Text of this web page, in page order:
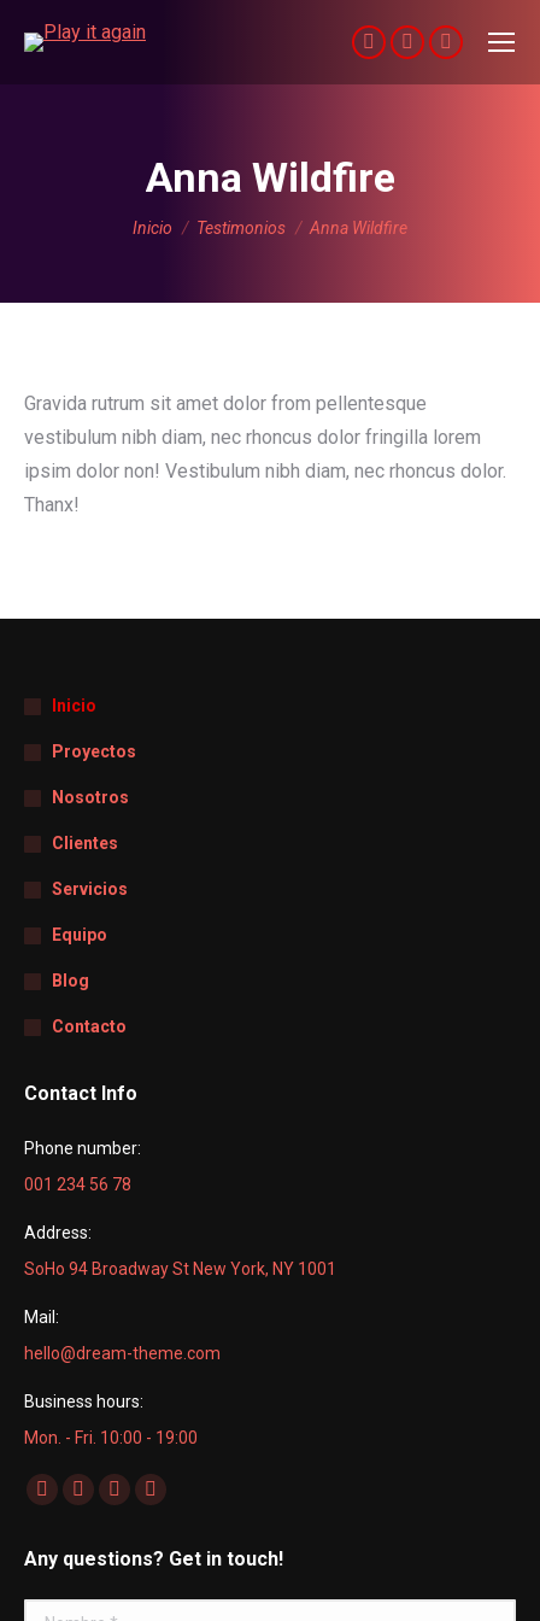
Facebook
page
new
window
X
page
window
Dribbble
page
Anna Wildfire
Estás aquí:
Inicio Testimonios Anna Wildfire
Gravida rutrum sit amet dolor from pellentesque
vestibulum nibh diam, nec rhoncus dolor fringilla lorem
ipsim dolor non! Vestibulum nibh diam, nec rhoncus dolor.
Thanx!
Inicio
Proyectos
Nosotros
Clientes
Servicios
Equipo
Blog
Contacto
Contact Info
Phone number:
001 234 56 78
Address:
SoHo 94 Broadway St New York, NY 1001
Mail:
hello@dream-theme.com
Business hours:
Mon. - Fri. 10:00 - 19:00
Encuéntranos en:
Facebook
opens
in
X
opens
in
Dribbble
opens
in
YouTube
opens
in
Any questions? Get in touch!
Nombre *